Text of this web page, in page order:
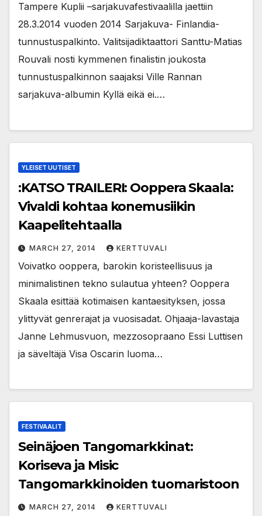
Tampere Kuplii –sarjakuvafestivaalilla jaettiin
28.3.2014 vuoden 2014 Sarjakuva- Finlandia-
tunnustuspalkinto. Valitsijadiktaattori Santtu-Matias
Rouvali nosti kymmenen finalistin joukosta
tunnustuspalkinnon saajaksi Ville Rannan
sarjakuva-albumin Kyllä eikä ei.…
YLEISET UUTISET
:KATSO TRAILERI: Ooppera Skaala:
Vivaldi kohtaa konemusiikin
Kaapelitehtaalla
MARCH 27, 2014 KERTTUVALI
Voivatko ooppera, barokin koristeellisuus ja
minimalistinen tekno sulautua yhteen? Ooppera
Skaala esittää kotimaisen kantaesityksen, jossa
ylittyvät genrerajat ja vuosisadat. Ohjaaja-lavastaja
Janne Lehmusvuon, mezzosopraano Essi Luttisen
ja säveltäjä Visa Oscarin luoma…
FESTIVAALIT
Seinäjoen Tangomarkkinat:
Koriseva ja Misic
Tangomarkkinoiden tuomaristoon
MARCH 27, 2014 KERTTUVALI